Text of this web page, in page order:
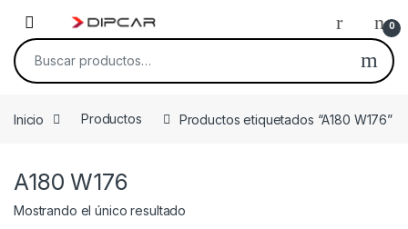
0
Buscar por:
Inicio Productos Productos etiquetados “A180 W176”
A180 W176
Mostrando el único resultado